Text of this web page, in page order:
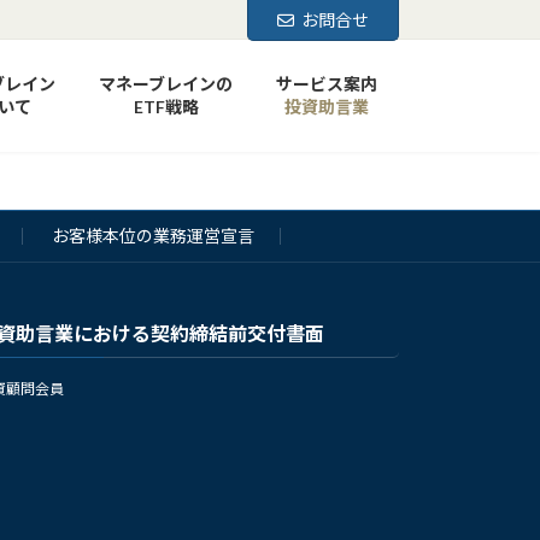
お問合せ
レイン
て
マネーブレインの
ETF戦略
サービス案内
投資助言業
お客様本位の業務運営宣言
助言業における契約締結前交付書面
顧問会員